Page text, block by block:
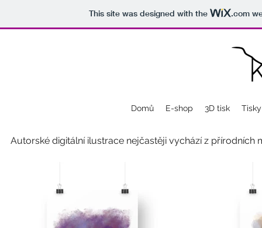
This site was designed with the .com
Domů E-shop 3D tisk Tisky
Autorské digitální ilustrace nejčastěji vychází z přírodních